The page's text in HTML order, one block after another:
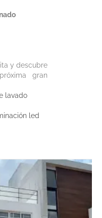
y descubre
gran
lavado
led